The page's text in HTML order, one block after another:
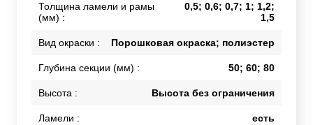
Толщина ламели и рамы
(мм) :
0,5; 0,6; 0,7; 1; 1,2;
1,5
Вид окраски : Порошковая окраска; полиэстер
Глубина секции (мм) : 50; 60; 80
Высота : Высота без ограничения
Ламели : есть